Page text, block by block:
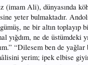
(imam Ali), dünyasında
yeter bulmaktadır.
ne bir altın toplayıp
yığdım, ne de üstümdeki
“Dilesem ben de
yerim; ipek elbise